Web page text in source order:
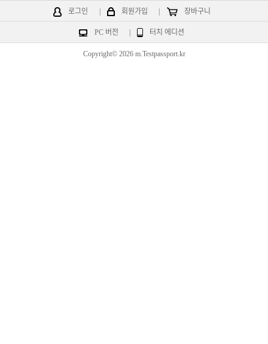
로그인 회원가입 장바구니
PC 버전 터치 에디션
Copyright© 2026 m.Testpassport.kr